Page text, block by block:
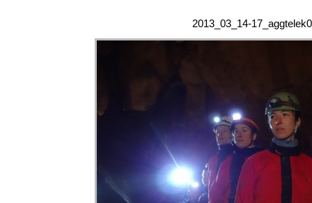
2013_03_14-